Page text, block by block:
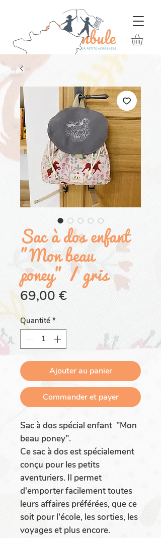
Sac à dos enfant
"Mon beau
poney" / gris
69,00 €Prix
Quantité *
Ajouter au panier
Commander et payer
Sac à dos spécial enfant "Mon
beau poney".
Ce sac à dos est spécialement
conçu pour les petits
aventuriers. Il permet
d'emporter facilement toutes
leurs affaires préférées, que ce
soit pour l'école, les sorties, les
voyages et plus encore.